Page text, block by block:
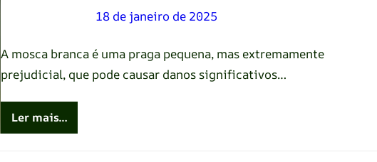
18 de janeiro de 2025
A mosca branca é uma praga pequena, mas extremamente
prejudicial, que pode causar danos significativos…
Ler mais…